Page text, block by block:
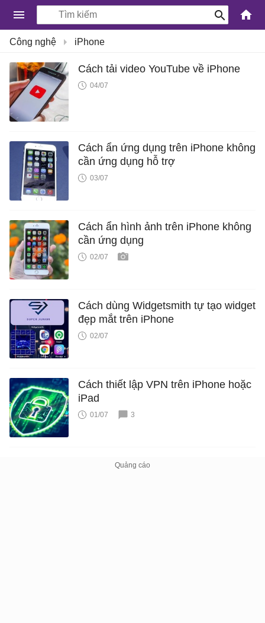
-
Thức
và
Công nghệ iPhone
Cách tải video YouTube về iPhone
04/07
Cách ẩn ứng dụng trên iPhone không
cần ứng dụng hỗ trợ
03/07
Cách ẩn hình ảnh trên iPhone không
cần ứng dụng
02/07
Cách dùng Widgetsmith tự tạo widget
đẹp mắt trên iPhone
02/07
Cách thiết lập VPN trên iPhone hoặc
iPad
01/07 3